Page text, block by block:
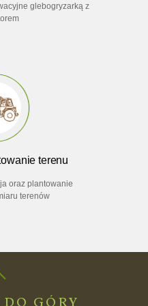
glebogryzarką z
terenu
oraz plantowanie
terenów